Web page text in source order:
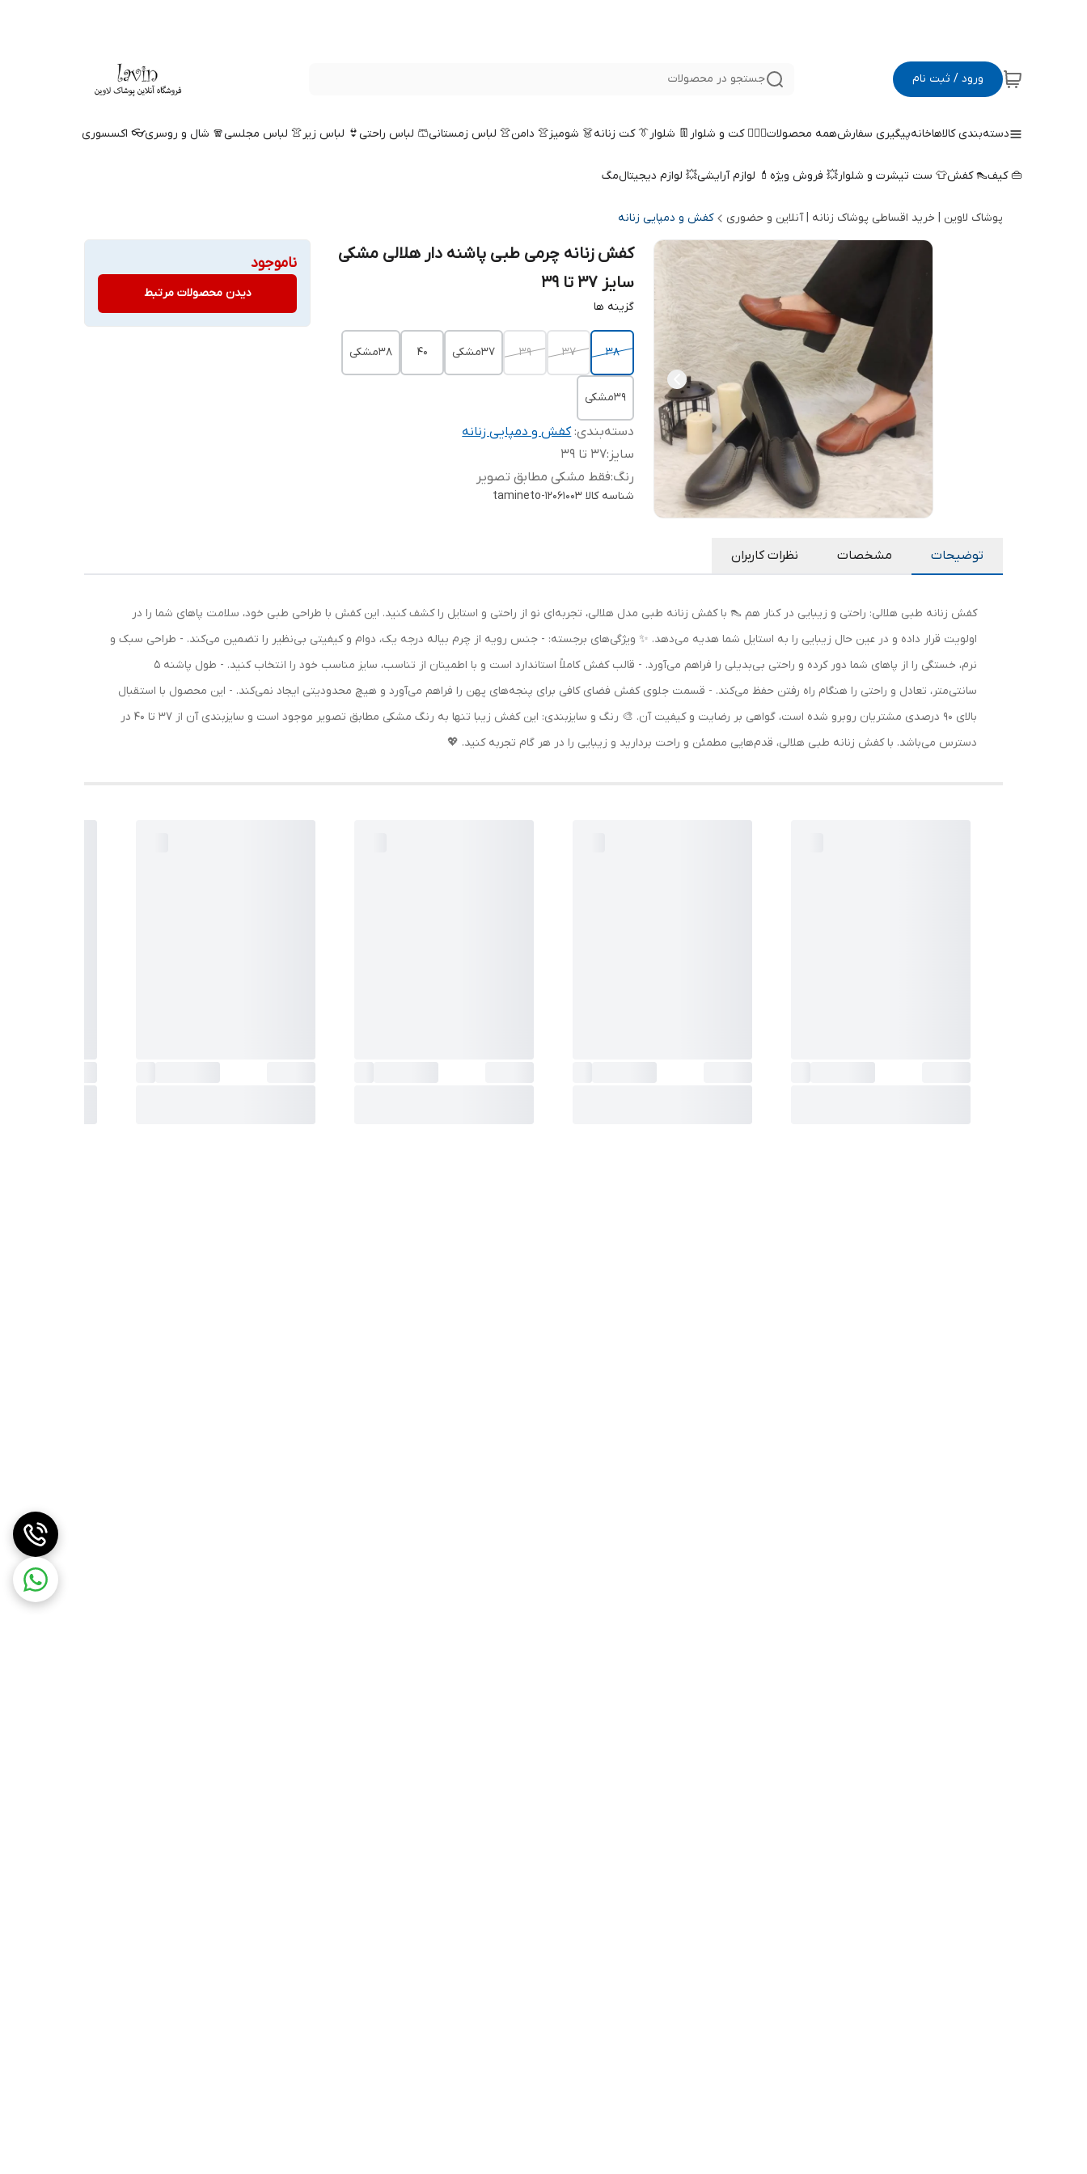
ورود / ثبت نام جستجو در محصولات
دسته‌بندی کالاهاخانهپیگیری سفارشهمه محصولات🤵🏻‍♀️ کت و شلوار 👖 شلوار👔 کت زنانه👗 شومیز👚 دامن👚 لباس زمستانی🩳 لباس راحتی👙 لباس زیر👚 لباس مجلسی🧣 شال و روسری👓 اکسسوری
👜 کیف👠 کفش👕 ست تیشرت و شلوار💥 فروش ویژه 💄 لوازم آرایشی💥 لوازم دیجیتالمگ
پوشاک لاوین | خرید اقساطی پوشاک زنانه | آنلاین و حضوری کفش و دمپایی زنانه
کفش زنانه چرمی طبی پاشنه دار هلالی مشکی
سایز 37 تا 39
گزینه ها
38
37
39 37مشکی 40 38مشکی
39مشکی
دسته‌بندی:کفش و دمپایی زنانه
سایز :37 تا 39
رنگ:فقط مشکی مطابق تصویر
شناسه کالا tamineto-12061003
ناموجود
دیدن محصولات مرتبط
توضیحات مشخصات نظرات کاربران
کفش زنانه طبی هلالی: راحتی و زیبایی در کنار هم 👠 با کفش زنانه طبی مدل هلالی، تجربه‌ای نو از راحتی و استایل را کشف کنید. این کفش با طراحی طبی خود، سلامت پاهای شما را در
اولویت قرار داده و در عین حال زیبایی را به استایل شما هدیه می‌دهد. ✨ ویژگی‌های برجسته: - جنس رویه از چرم بیاله درجه یک، دوام و کیفیتی بی‌نظیر را تضمین می‌کند. - طراحی سبک و
نرم، خستگی را از پاهای شما دور کرده و راحتی بی‌بدیلی را فراهم می‌آورد. - قالب کفش کاملاً استاندارد است و با اطمینان از تناسب، سایز مناسب خود را انتخاب کنید. - طول پاشنه 5
سانتی‌متر، تعادل و راحتی را هنگام راه رفتن حفظ می‌کند. - قسمت جلوی کفش فضای کافی برای پنجه‌های پهن را فراهم می‌آورد و هیچ محدودیتی ایجاد نمی‌کند. - این محصول با استقبال
بالای 90 درصدی مشتریان روبرو شده است، گواهی بر رضایت و کیفیت آن. 🎨 رنگ و سایزبندی: این کفش زیبا تنها به رنگ مشکی مطابق تصویر موجود است و سایزبندی آن از 37 تا 40 در
دسترس می‌باشد. با کفش زنانه طبی هلالی، قدم‌هایی مطمئن و راحت بردارید و زیبایی را در هر گام تجربه کنید. 💖